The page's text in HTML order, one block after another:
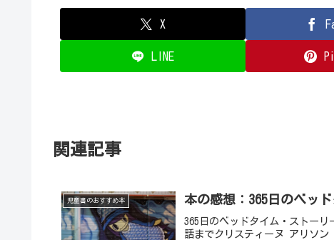
X
LINE
関連記事
児童書のおすすめ本 本の感想：365日のベッ
365日のベッドタイム・ストー
話までクリスティーヌ アリソン